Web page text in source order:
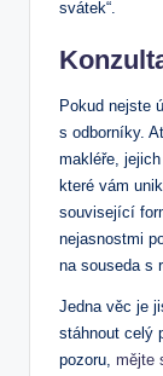
svátek“.
Pokud ⁢nejste
s odborníky.
‌makléře,
které vám
související
nejasnostmi
na‌ souseda s
Jedna ‌věc ⁢je
stáhnout celý
pozoru, mějte